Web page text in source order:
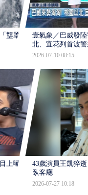
壟罩4
壹氣象／巴威發
北、宜花列首波警
2026-07-10 08:15
上曝：
43歲演員王凱猝
臥客廳
2026-07-27 10:18